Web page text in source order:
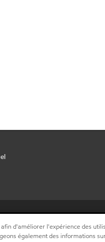
• Centre de
d'améliorer l'expérience des
également des informations